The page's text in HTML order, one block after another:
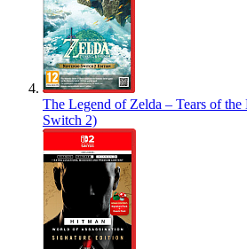
The Legend of Zelda – Tears of
Switch 2)